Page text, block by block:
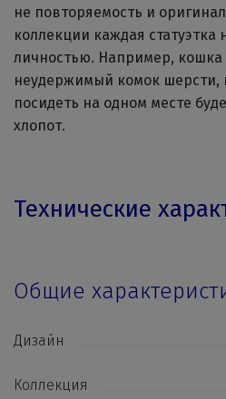
не повторяемость и
коллекции каждая статуэтка
личностью. Например, кошка
неудержимый комок шерсти,
посидеть на одном месте
хлопот.
Технические
Общие
Дизайн
Коллекция